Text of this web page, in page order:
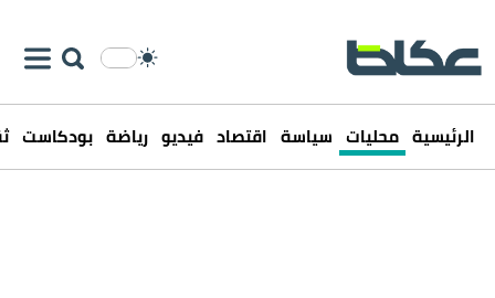
الرئيسية محليات سياسة اقتصاد فيديو رياضة بودكاست